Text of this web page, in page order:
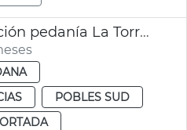
Simulacro inundación pedanía La Torre de València
POBLES SUD